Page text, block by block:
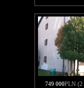
749 000PLN (2